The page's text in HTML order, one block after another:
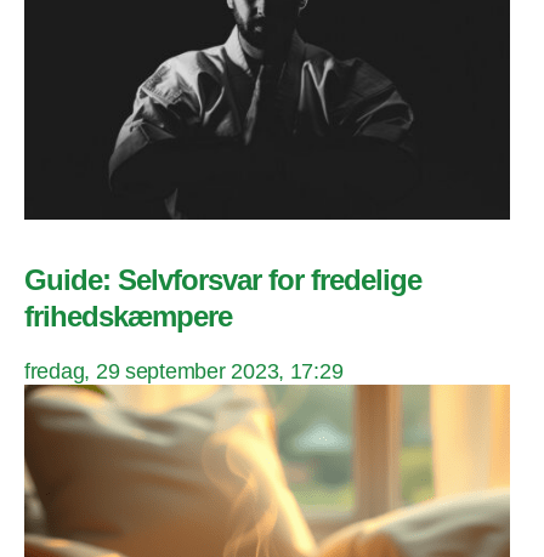
Guide: Selvforsvar for fredelige
frihedskæmpere
fredag, 29 september 2023, 17:29